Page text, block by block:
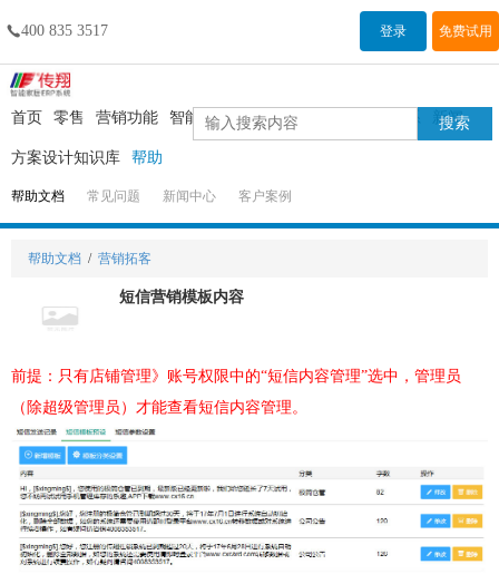
400 835 3517 免费试用
登录
首页 零售 营销功能 智能家居 试用申请 新闻
方案设计知识库 帮助
帮助文档 常见问题 新闻中心 客户案例
搜索
帮助文档 / 营销拓客
短信营销模板内容
前提：只有店铺管理》账号权限中的“短信内容管理”选中，管理员
（除超级管理员）才能查看短信内容管理。